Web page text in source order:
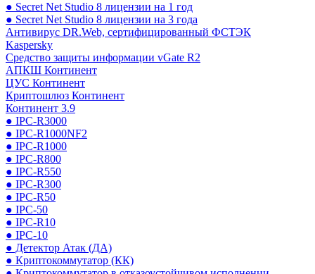
● Secret Net Studio 8 лицензии на 1 год
● Secret Net Studio 8 лицензии на 3 года
Антивирус DR.Web, сертифицированный ФСТЭК
Kaspersky
Средство защиты информации vGate R2
АПКШ Континент
ЦУС Континент
Криптошлюз Континент
Континент 3.9
● IPC-R3000
● IPC-R1000NF2
● IPC-R1000
● IPC-R800
● IPC-R550
● IPC-R300
● IPC-R50
● IPC-50
● IPC-R10
● IPC-10
● Детектор Атак (ДА)
● Криптокоммутатор (КК)